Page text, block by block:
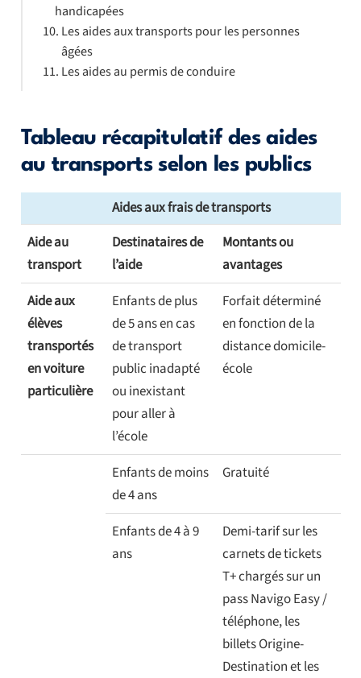
Tableau récapitulatif des aides
au transports selon les publics
Aides aux frais de transports
Aide au
transport
Destinataires de
l’aide
Montants ou
avantages
Aide aux
élèves
transportés
en voiture
particulière
Enfants de plus
de 5 ans en cas
de transport
public inadapté
ou inexistant
pour aller à
l’école
Forfait déterminé
en fonction de la
distance domicile-
école
Enfants de moins
de 4 ans
Gratuité
Enfants de 4 à 9
ans
Demi-tarif sur les
carnets de tickets
T+ chargés sur un
pass Navigo Easy /
téléphone, les
billets Origine-
Destination et les
handicapées
Les aides aux transports pour les personnes
âgées
Les aides au permis de conduire